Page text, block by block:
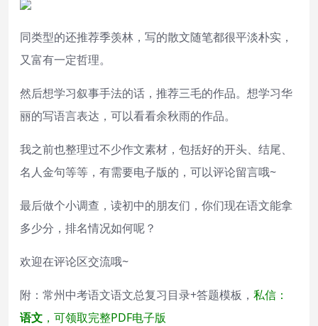
同类型的还推荐季羡林，写的散文随笔都很平淡朴实，
又富有一定哲理。
然后想学习叙事手法的话，推荐三毛的作品。想学习华
丽的写语言表达，可以看看余秋雨的作品。
我之前也整理过不少作文素材，包括好的开头、结尾、
名人金句等等，有需要电子版的，可以评论留言哦~
最后做个小调查，读初中的朋友们，你们现在语文能拿
多少分，排名情况如何呢？
欢迎在评论区交流哦~
附：常州中考语文语文总复习目录+答题模板， 私信：
语文 ，可领取完整PDF电子版